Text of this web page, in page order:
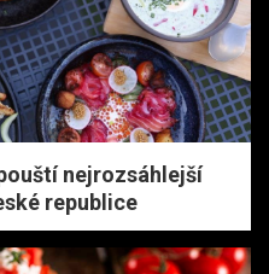
nejrozsáhlejší
republice